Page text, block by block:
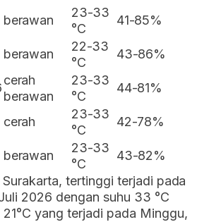
berawan
23-33
°C
41-85%
berawan
22-33
°C
43-86%
cerah
berawan
23-33
°C
44-81%
cerah
23-33
°C
42-78%
berawan
23-33
°C
43-82%
tertinggi terjadi pada
2026 dengan suhu 33 °C
yang terjadi pada Minggu,